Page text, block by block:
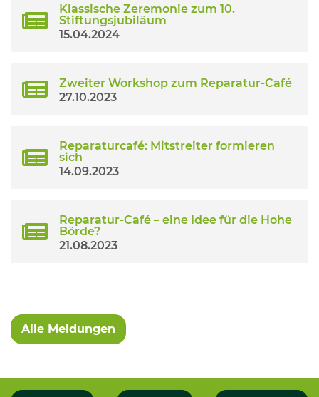
Klassische Zeremonie zum 10.
Stiftungsjubiläum
15.04.2024
Zweiter Workshop zum Reparatur-Café
27.10.2023
Reparaturcafé: Mitstreiter formieren
sich
14.09.2023
Reparatur-Café – eine Idee für die Hohe
Börde?
21.08.2023
Alle Meldungen